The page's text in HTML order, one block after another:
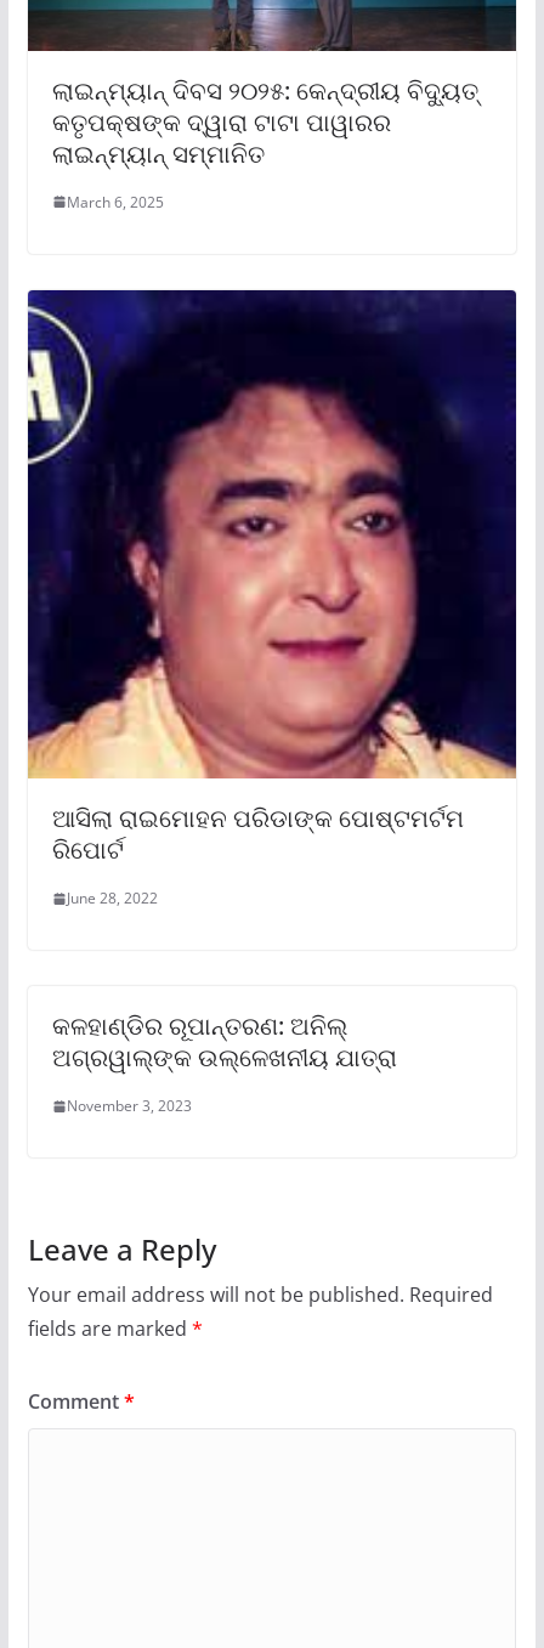
ଲାଇନ୍‌ମ୍ୟାନ୍ ଦିବସ ୨୦୨୫: କେନ୍ଦ୍ରୀୟ ବିଦ୍ୟୁତ୍
କତୃପକ୍ଷଙ୍କ ଦ୍ୱାରା ଟାଟା ପାୱାରର
ଲାଇନ୍‌ମ୍ୟାନ୍ ସମ୍ମାନିତ
March 6, 2025
ଆସିଲା ରାଇମୋହନ ପରିଡାଙ୍କ ପୋଷ୍ଟମର୍ଟମ
ରିପୋର୍ଟ
June 28, 2022
କଳହାଣ୍ଡିର ରୂପାନ୍ତରଣ: ଅନିଲ୍
ଅଗ୍ରୱାଲ୍‌ଙ୍କ ଉଲ୍ଳେଖନୀୟ ଯାତ୍ରା
November 3, 2023
Leave a Reply
Your email address will not be published. Required
fields are marked *
Comment*